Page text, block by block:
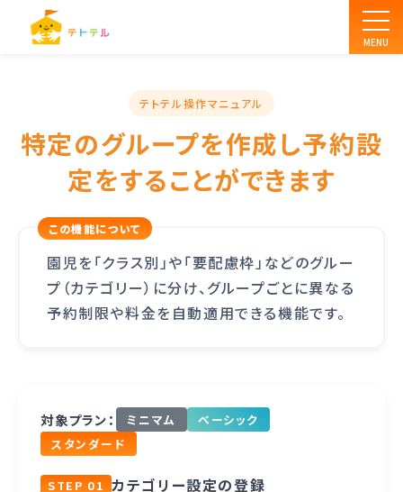
MENU
テトテル操作マニュアル
特定のグループを作成し予約設
定をすることができます
園児を「クラス別」や「要配慮枠」などのグルー
プ（カテゴリー）に分け、グループごとに異なる
予約制限や料金を自動適用できる機能です。
対象プラン： ミニマム
ベーシック
スタンダード
STEP 01 カテゴリー設定の登録